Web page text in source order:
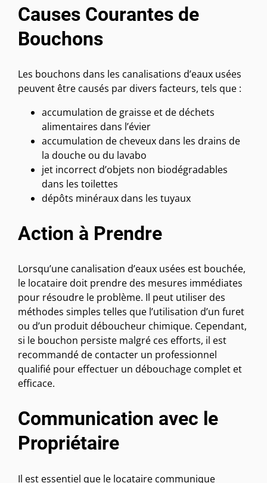
Causes Courantes de
Bouchons
Les bouchons dans les canalisations d’eaux usées
peuvent être causés par divers facteurs, tels que :
accumulation de graisse et de déchets
alimentaires dans l’évier
accumulation de cheveux dans les drains de
la douche ou du lavabo
jet incorrect d’objets non biodégradables
dans les toilettes
dépôts minéraux dans les tuyaux
Action à Prendre
Lorsqu’une canalisation d’eaux usées est bouchée,
le locataire doit prendre des mesures immédiates
pour résoudre le problème. Il peut utiliser des
méthodes simples telles que l’utilisation d’un furet
ou d’un produit déboucheur chimique. Cependant,
si le bouchon persiste malgré ces efforts, il est
recommandé de contacter un professionnel
qualifié pour effectuer un débouchage complet et
efficace.
Communication avec le
Propriétaire
Il est essentiel que le locataire communique